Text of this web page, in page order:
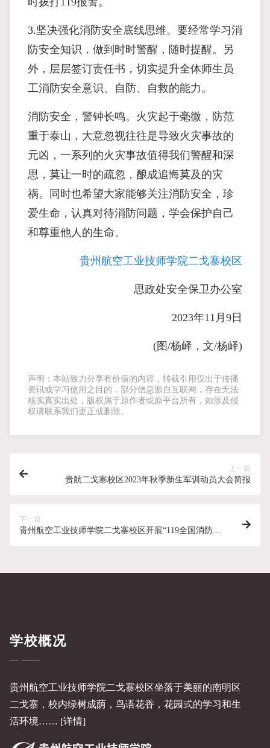
3.坚决强化消防安全底线思维。要经常学习消
防安全知识，做到时时警醒，随时提醒。另
外，层层签订责任书，切实提升全体师生员
工消防安全意识、自防、自救的能力。
消防安全，警钟长鸣。火灾起于毫微，防范
重于泰山，大意忽视往往是导致火灾事故的
元凶，一系列的火灾事故值得我们警醒和深
思，莫让一时的疏忽，酿成追悔莫及的灾
祸。同时也希望大家能够关注消防安全，珍
爱生命，认真对待消防问题，学会保护自己
和尊重他人的生命。
贵州航空工业技师学院二戈寨校区
思政处安全保卫办公室
2023年11月9日
(图/杨峄，文/杨峄)
声明：本站致力分享有价值的内容，转载引用仅出于传播
资讯或学习使用之目的，部分信息源自互联网，存在无法
核实真实出处，版权属于原作者或原平台所有，如涉及侵
权请联系我们更正或删除。
上一篇
贵航二戈寨校区2023年秋季新生军训动员大会简报
下一篇
贵州航空工业技师学院二戈寨校区开展“119全国消防
学校概况
贵州航空工业技师学院二戈寨校区坐落于美丽的南明区
二戈寨，校内绿树成荫，鸟语花香，花园式的学习和生
活环境…… [详情]